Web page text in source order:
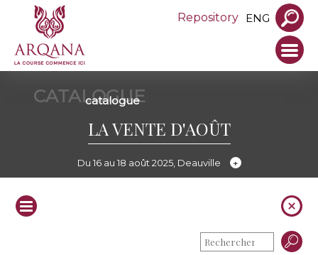
Repository ENG
CATALOGUE
catalogue
LA VENTE D'AOÛT
Du 16 au 18 août 2025, Deauville